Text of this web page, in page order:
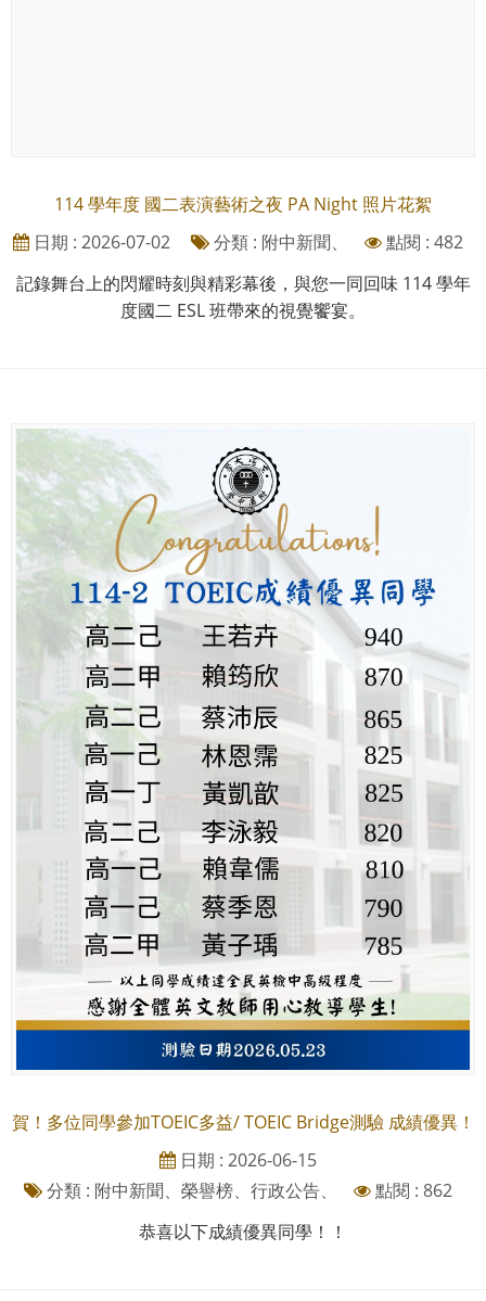
114 學年度 國二表演藝術之夜 PA Night 照片花絮
日期 : 2026-07-02
分類 : 附中新聞、
點閱 : 482
記錄舞台上的閃耀時刻與精彩幕後，與您一同回味 114 學年
度國二 ESL 班帶來的視覺饗宴。
賀！多位同學參加TOEIC多益/ TOEIC Bridge測驗 成績優異！
日期 : 2026-06-15
分類 : 附中新聞、榮譽榜、行政公告、
點閱 : 862
恭喜以下成績優異同學！！